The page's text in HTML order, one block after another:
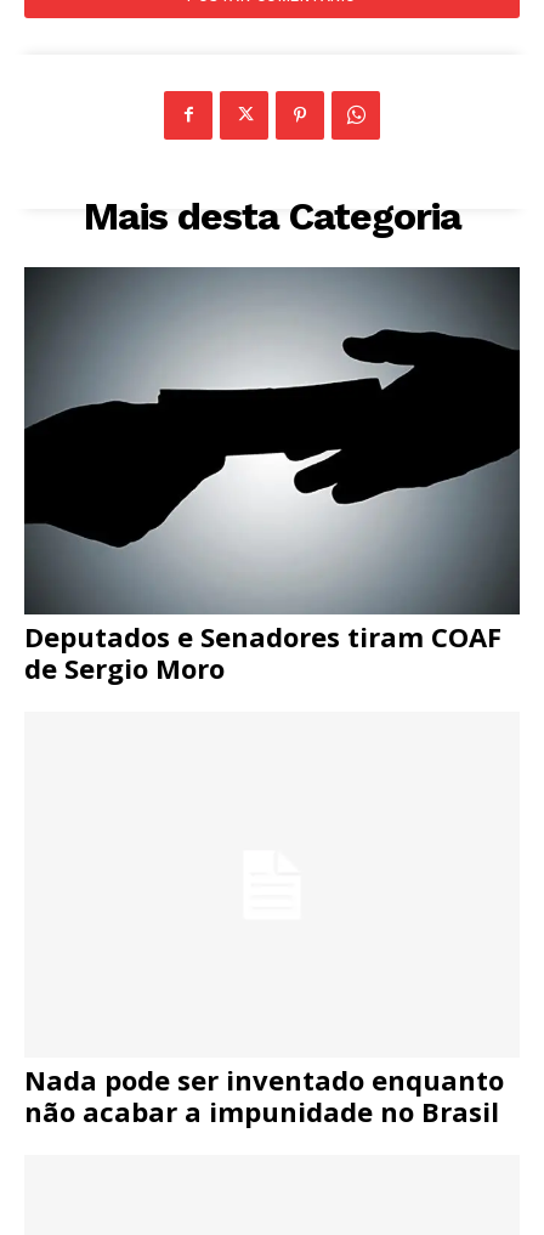
Mais desta Categoria
Deputados e Senadores tiram COAF
de Sergio Moro
Nada pode ser inventado enquanto
não acabar a impunidade no Brasil